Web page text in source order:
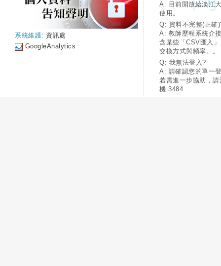
系統維護: 資訊處
GoogleAnalytics
A: 目前開放給淡江
使用。
Q: 資料不完整(正確
A: 教師歷程系統介
含某些「CSV匯入
交換方式與頻率。。
Q: 我無法登入?
A: 請確認您的單一
若需進一步協助，
機:3484